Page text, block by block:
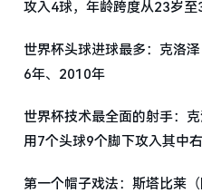
攻入4球，年龄跨度从23岁
世界杯头球进球最多：克洛
6年、2010年
世界杯技术最全面的射手：
用7个头球9个脚下攻入其中
第一个帽子戏法：斯塔比莱